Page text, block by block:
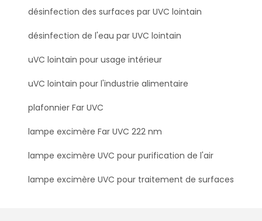
désinfection des surfaces par UVC lointain
désinfection de l'eau par UVC lointain
uVC lointain pour usage intérieur
uVC lointain pour l'industrie alimentaire
plafonnier Far UVC
lampe excimère Far UVC 222 nm
lampe excimère UVC pour purification de l'air
lampe excimère UVC pour traitement de surfaces